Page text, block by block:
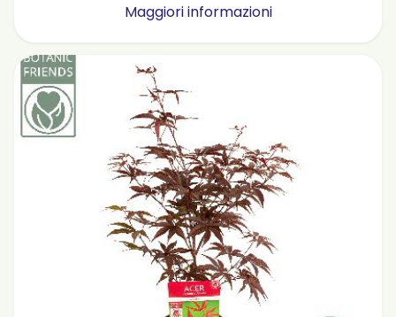
Maggiori informazioni